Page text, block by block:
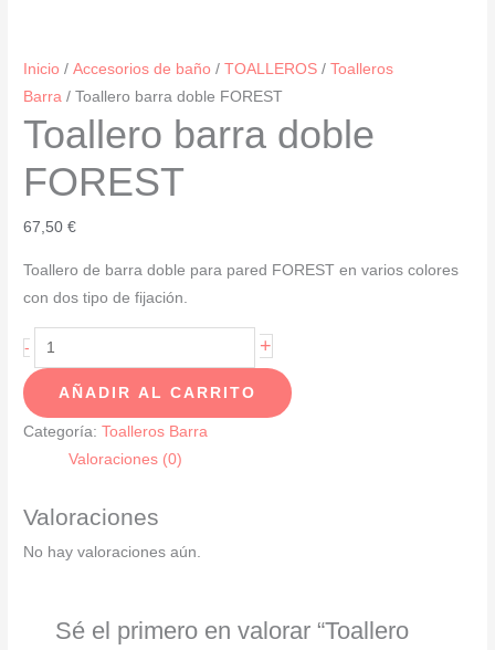
Inicio /Accesorios de baño /TOALLEROS /Toalleros
Barra / Toallero barra doble FOREST
Toallero barra doble
FOREST
67,50€
Toallero de barra doble para pared FOREST en varios colores
con dos tipo de fijación.
-
Toallero
barra
doble
FOREST
cantidad
+
AÑADIR AL CARRITO
Categoría:Toalleros Barra
Valoraciones (0)
Valoraciones
No hay valoraciones aún.
Sé el primero en valorar “Toallero